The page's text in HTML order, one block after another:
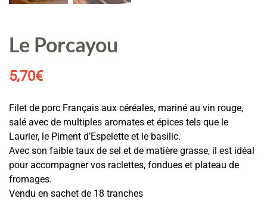
Le Porcayou
5,70€
Filet de porc Français aux céréales, mariné au vin rouge,
salé avec de multiples aromates et épices tels que le
Laurier, le Piment d’Espelette et le basilic.
Avec son faible taux de sel et de matière grasse, il est idéal
pour accompagner vos raclettes, fondues et plateau de
fromages.
Vendu en sachet de 18 tranches